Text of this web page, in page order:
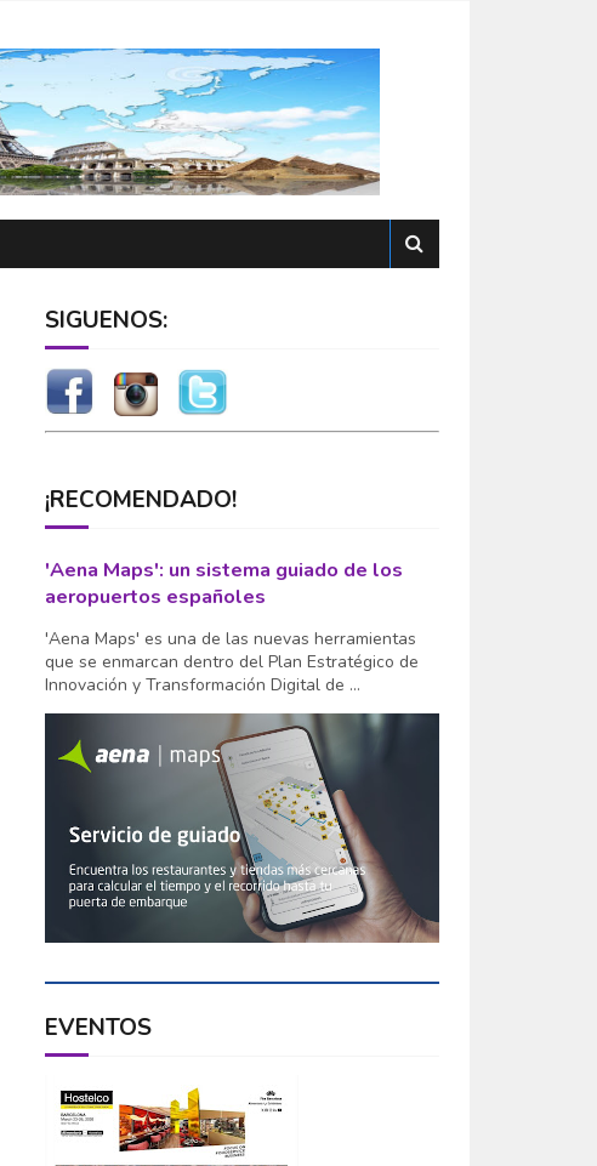
SÍGUENOS:
¡RECOMENDADO!
'Aena Maps': un sistema guiado de los
aeropuertos españoles
'Aena Maps' es una de las nuevas herramientas
que se enmarcan dentro del Plan Estratégico de
Innovación y Transformación Digital de ...
EVENTOS